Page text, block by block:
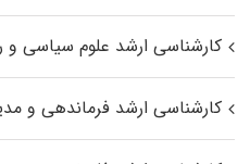
کارشناسی ارشد علوم سیاسی و
کارشناسی ارشد فرماندهی و